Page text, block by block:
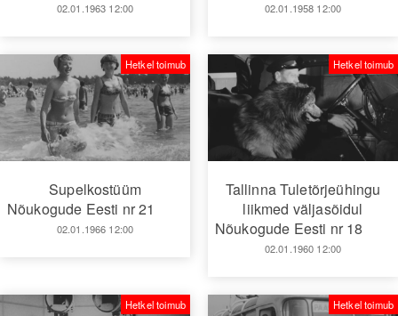
02.01.1963 12:00 02.01.1958 12:00
Supelkostüüm
Nõukogude Eesti nr 21
02.01.1966 12:00
Hetkel toimub
Tallinna Tuletõrjeühingu
liikmed väljasõidul
Nõukogude Eesti nr 18
02.01.1960 12:00
Hetkel toimub
Hetkel toimub Hetkel toimub